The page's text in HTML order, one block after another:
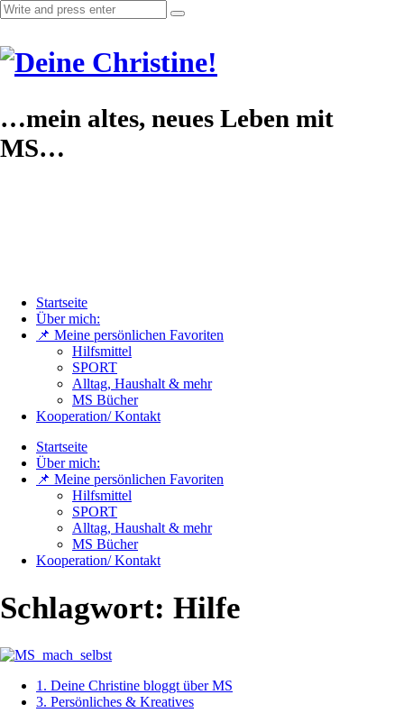
…mein altes, neues Leben mit
MS…
Startseite
Über mich:
📌 Meine persönlichen Favoriten
Hilfsmittel
SPORT
Alltag, Haushalt & mehr
MS Bücher
Kooperation/ Kontakt
Startseite
Über mich:
📌 Meine persönlichen Favoriten
Hilfsmittel
SPORT
Alltag, Haushalt & mehr
MS Bücher
Kooperation/ Kontakt
Schlagwort: Hilfe
1. Deine Christine bloggt über MS
3. Persönliches & Kreatives